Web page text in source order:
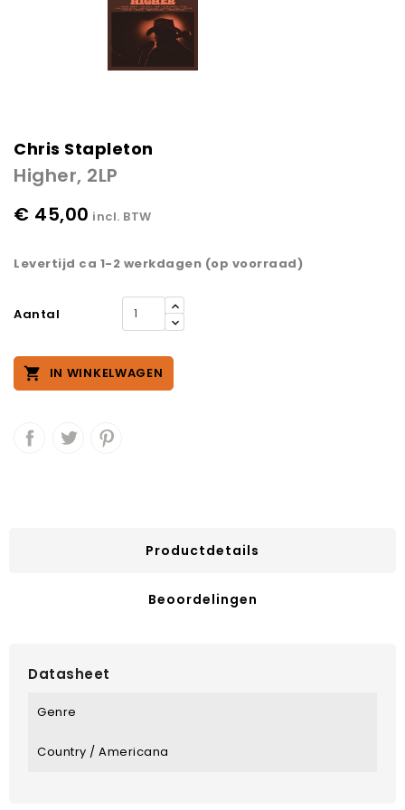
Chris Stapleton
Higher, 2LP
€ 45,00 incl. BTW
Levertijd ca 1-2 werkdagen (op voorraad)
Aantal
 IN WINKELWAGEN
Productdetails
Beoordelingen
Datasheet
Genre
Country / Americana